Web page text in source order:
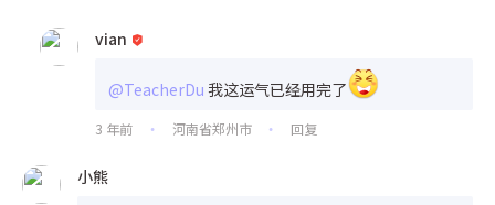
vian
@TeacherDu 我这运气已经用完了
3 年前 • 河南省郑州市 • 回复
小熊